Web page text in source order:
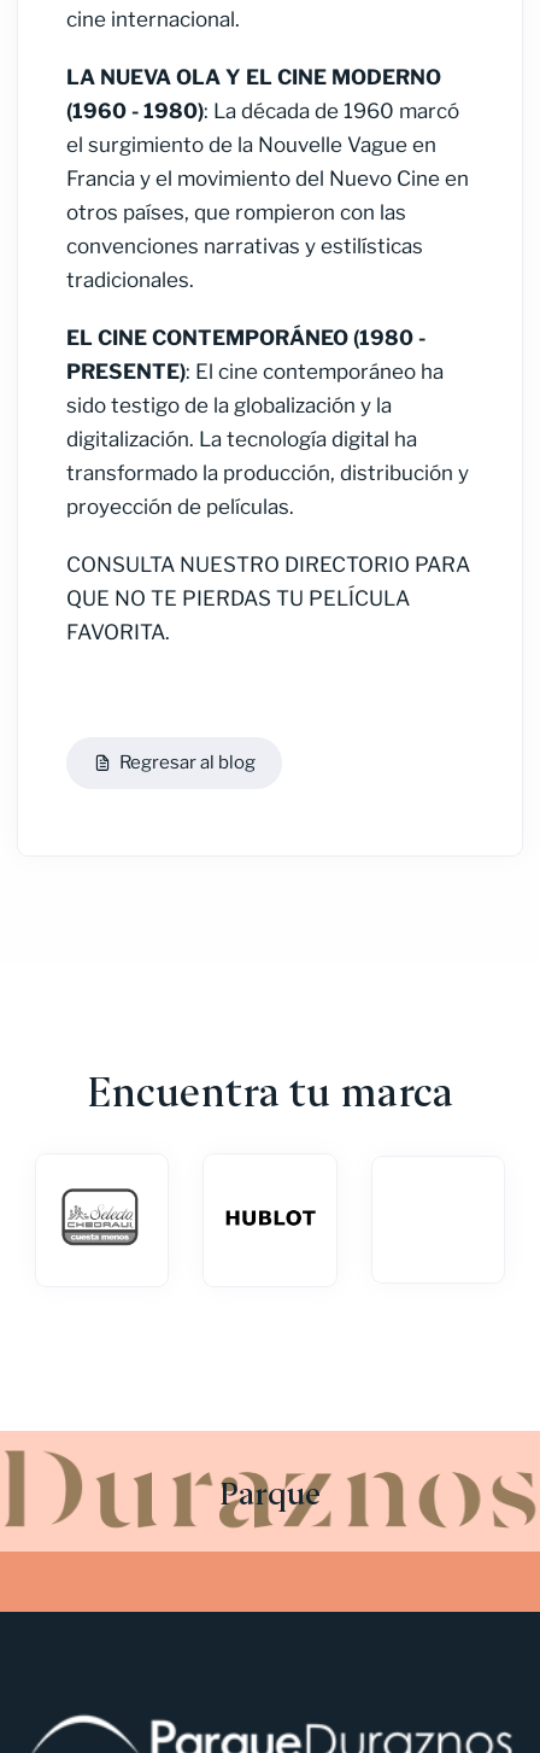
cine internacional.
LA NUEVA OLA Y EL CINE MODERNO
(1960 - 1980): La década de 1960 marcó
el surgimiento de la Nouvelle Vague en
Francia y el movimiento del Nuevo Cine en
otros países, que rompieron con las
convenciones narrativas y estilísticas
tradicionales.
EL CINE CONTEMPORÁNEO (1980 -
PRESENTE): El cine contemporáneo ha
sido testigo de la globalización y la
digitalización. La tecnología digital ha
transformado la producción, distribución y
proyección de películas.
CONSULTA NUESTRO DIRECTORIO PARA
QUE NO TE PIERDAS TU PELÍCULA
FAVORITA.
Regresar al blog
Encuentra tu marca
Parque